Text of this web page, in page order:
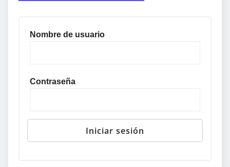
Nombre de usuario
Contraseña